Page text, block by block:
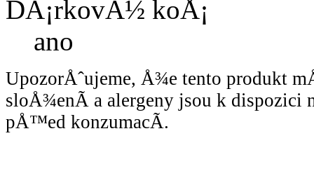
DÃ¡rkovÃ½ koÅ¡
ano
UpozorÅˆujeme, Å¾e tento produkt
sloÅ¾enÃ­ a alergeny jsou k dispozici
pÅ™ed konzumacÃ­.